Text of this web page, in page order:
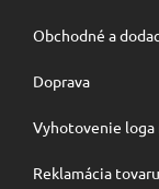
Obchodné a
Doprava
Vyhotovenie loga
Reklamácia tovaru